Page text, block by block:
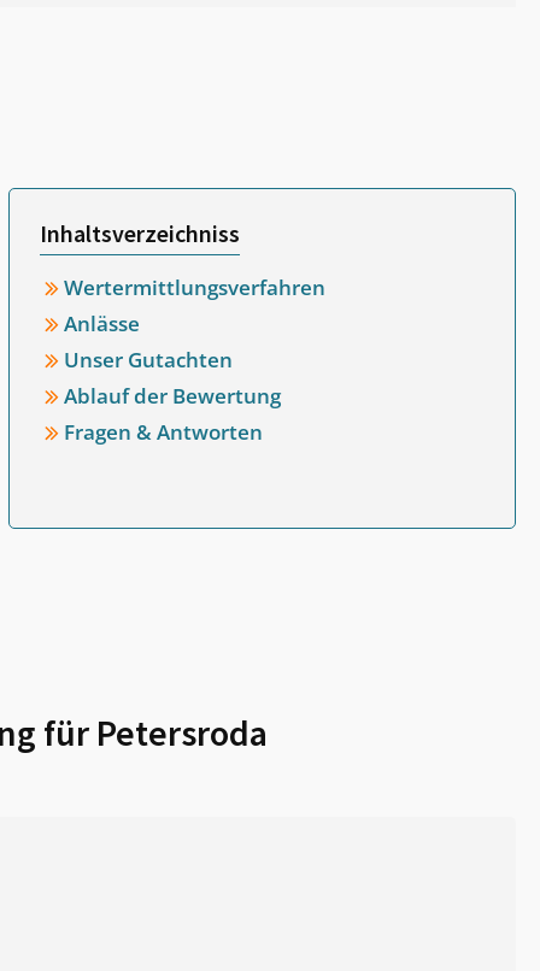
Inhaltsverzeichniss
Wertermittlungsverfahren
Anlässe
Unser Gutachten
Ablauf der Bewertung
Fragen & Antworten
für Petersroda